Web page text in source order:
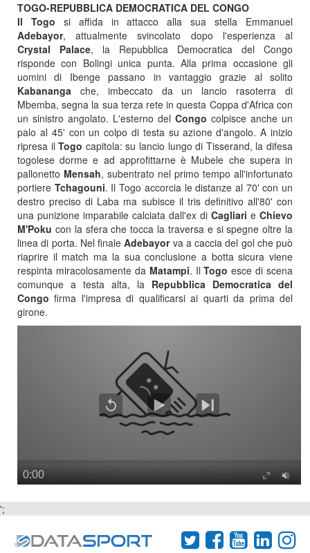
TOGO-REPUBBLICA DEMOCRATICA DEL CONGO
Il Togo si affida in attacco alla sua stella Emmanuel
Adebayor, attualmente svincolato dopo l'esperienza al
Crystal Palace, la Repubblica Democratica del Congo
risponde con Bolingi unica punta. Alla prima occasione gli
uomini di Ibenge passano in vantaggio grazie al solito
Kabananga che, imbeccato da un lancio rasoterra di
Mbemba, segna la sua terza rete in questa Coppa d'Africa con
un sinistro angolato. L'esterno del Congo colpisce anche un
palo al 45' con un colpo di testa su azione d'angolo. A inizio
ripresa ilTogo capitola: su lancio lungo di Tisserand, la difesa
togolese dorme e ad approfittarne è Mubele che supera in
pallonetto Mensah, subentrato nel primo tempo all'infortunato
portiere Tchagouni. Il Togo accorcia le distanze al 70' con un
destro preciso di Laba ma subisce il tris definitivo all'80' con
una punizione imparabile calciata dall'ex di Cagliari e Chievo
M'Poku con la sfera che tocca la traversa e si spegne oltre la
linea di porta. Nel finaleAdebayor va a caccia del gol che può
riaprire il match ma la sua conclusione a botta sicura viene
respinta miracolosamente da Matampi. IlTogoesce di scena
comunque a testa alta, la Repubblica Democratica del
Congo firma l'impresa di qualificarsi ai quarti da prima del
girone.
';